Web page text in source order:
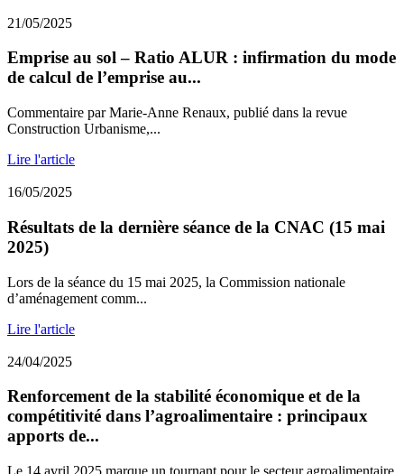
21/05/2025
Emprise au sol – Ratio ALUR : infirmation du mode
de calcul de l’emprise au...
Commentaire par Marie-Anne Renaux, publié dans la revue
Construction Urbanisme,...
Lire l'article
16/05/2025
Résultats de la dernière séance de la CNAC (15 mai
2025)
Lors de la séance du 15 mai 2025, la Commission nationale
d’aménagement comm...
Lire l'article
24/04/2025
Renforcement de la stabilité économique et de la
compétitivité dans l’agroalimentaire : principaux
apports de...
Le 14 avril 2025 marque un tournant pour le secteur agroalimentaire